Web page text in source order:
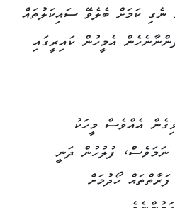
ނެގި ކަމަށް ބެލެވޭ ސައިކަލުތައް
އެމީހުން ކައިރީގައި
އެއްވެސް މީހަކު
ނަމަވެސް، ފުލުހުން ދަނީ
ހޯދުމަށް